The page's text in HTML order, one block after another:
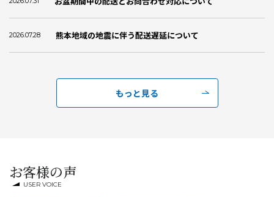
2026.07.28 熊本地域の地震に伴う配送遅延について
もっと見る
お客様の声
USER VOICE